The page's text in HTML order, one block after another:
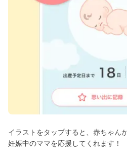
イラストをタップすると、赤ちゃん
妊娠中のママを応援してくれます！